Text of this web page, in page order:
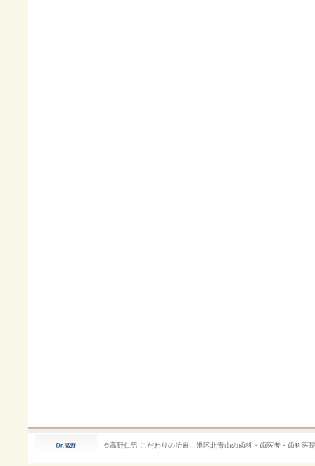
©高野仁男 こだわりの治療、港区北青山の歯科・歯医者・歯科医